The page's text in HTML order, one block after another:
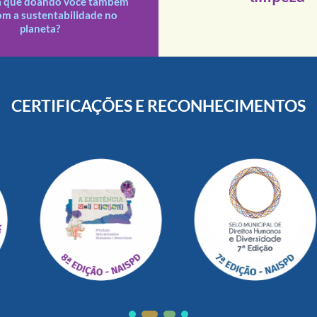
a sustentabilidade no
planeta?
doações recebidas são
CERTIFICAÇÕES E RECONHECIMENTOS